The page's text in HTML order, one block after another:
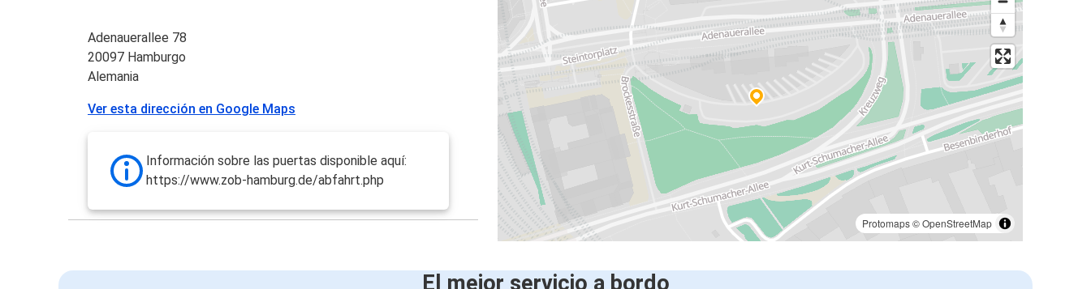
Protomaps©OpenStreetMap
Adenauerallee 78
20097 Hamburgo
Alemania
Ver esta dirección en Google Maps
Información sobre las puertas disponible aquí:
https://www.zob-hamburg.de/abfahrt.php
El mejor servicio a bordo